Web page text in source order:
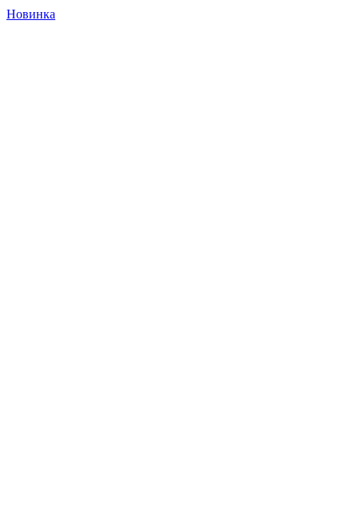
Новинка